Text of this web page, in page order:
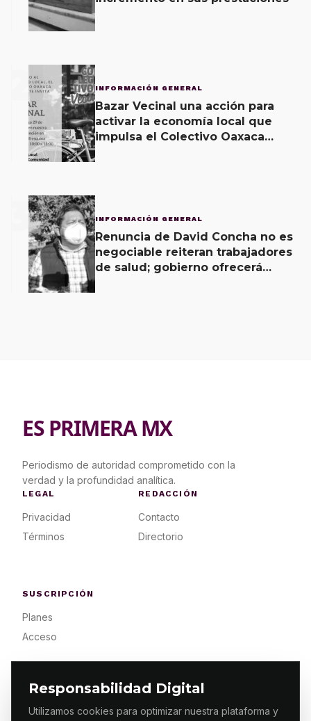
Responsabilidad Digital
Utilizamos cookies para optimizar nuestra plataforma y
2 INFORMACIÓN GENERAL
Bazar Vecinal una acción para
activar la economía local que
impulsa el Colectivo Oaxaca
3 INFORMACIÓN GENERAL
Renuncia de David Concha no es
negociable reiteran trabajadores
de salud; gobierno ofrecerá
ES PRIMERA MX
Periodismo de autoridad comprometido con la
verdad y la profundidad analítica.
LEGAL
Privacidad
Términos
REDACCIÓN
Contacto
Directorio
SUSCRIPCIÓN
Planes
Acceso